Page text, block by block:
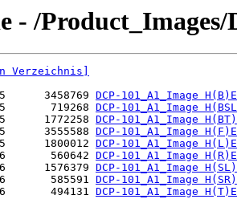
- /Product_Images/
Verzeichnis]
3458769 DCP-101_A1_Image
719268 DCP-101_A1_Image
1772258 DCP-101_A1_Image
3555588 DCP-101_A1_Image
1800012 DCP-101_A1_Image
560642 DCP-101_A1_Image
1576379 DCP-101_A1_Image
585591 DCP-101_A1_Image
494131 DCP-101_A1_Image